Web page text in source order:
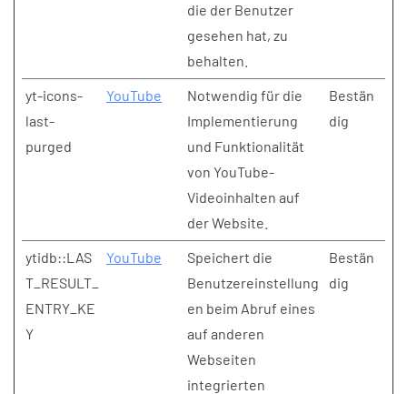
die der Benutzer
gesehen hat, zu
behalten.
yt-icons-
last-
purged
YouTube
Notwendig für die
Implementierung
und Funktionalität
von YouTube-
Videoinhalten auf
der Website.
Bestän
dig
ytidb::LAS
T_RESULT_
ENTRY_KE
Y
YouTube
Speichert die
Benutzereinstellung
en beim Abruf eines
auf anderen
Webseiten
integrierten
Bestän
dig